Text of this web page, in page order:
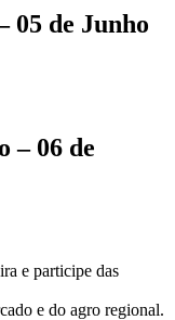
05 de Junho
– 06 de
e participe das
e do agro regional.